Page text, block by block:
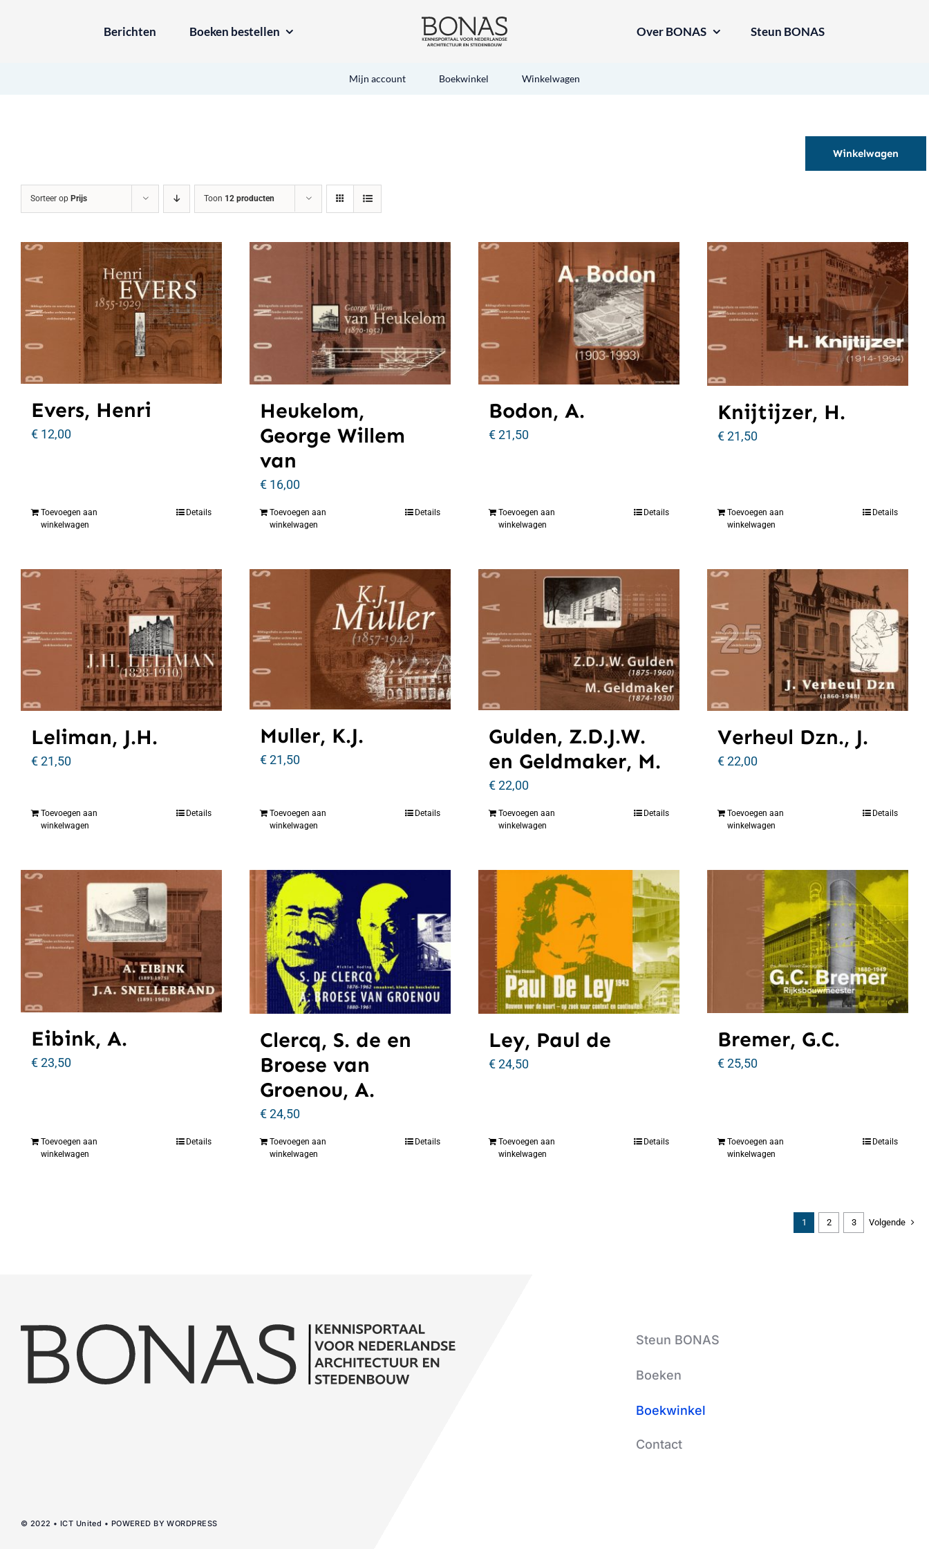
Berichten Boeken bestellen Over BONAS Steun BONAS
Mijn account Boekwinkel Winkelwagen
Winkelwagen
Sorteer op Prijs Toon 12 producten
Evers, Henri
€ 12,00
Toevoegen aan
winkelwagen
Details
Heukelom,
George Willem
van
€ 16,00
Toevoegen aan
winkelwagen
Details
Bodon, A.
€21,50
Toevoegen aan
winkelwagen
Details
Knijtijzer, H.
€21,50
Toevoegen aan
winkelwagen
Details
Leliman, J.H.
€21,50
Toevoegen aan
winkelwagen
Details
Muller, K.J.
€21,50
Toevoegen aan
winkelwagen
Details
Gulden, Z.D.J.W.
en Geldmaker, M.
€22,00
Toevoegen aan
winkelwagen
Details
Verheul Dzn., J.
€22,00
Toevoegen aan
winkelwagen
Details
Eibink, A.
€23,50
Toevoegen aan
winkelwagen
Details
Clercq, S. de en
Broese van
Groenou, A.
€24,50
Toevoegen aan
winkelwagen
Details
Ley, Paul de
€24,50
Toevoegen aan
winkelwagen
Details
Bremer, G.C.
€25,50
Toevoegen aan
winkelwagen
Details
1 2 3 Volgende
Steun BONAS
Boeken
Boekwinkel
Contact
© 2022 • ICT United • POWERED BY WORDPRESS